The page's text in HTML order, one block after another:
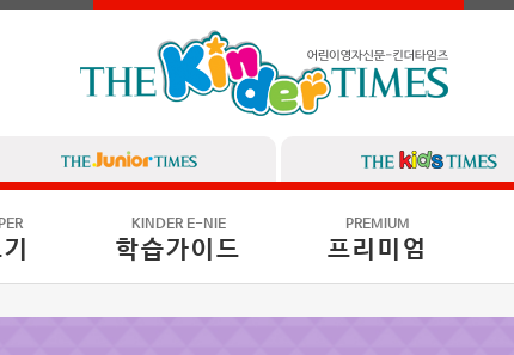
KINDER E-NIE
학습가이드
PREMIUM
프리미엄